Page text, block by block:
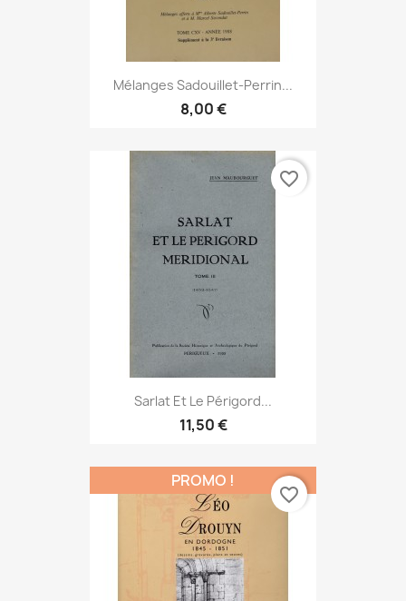
Mélanges Sadouillet-Perrin...
8,00 €
Sarlat Et Le Périgord...
11,50 €
favorite_border
PROMO !
favorite_border